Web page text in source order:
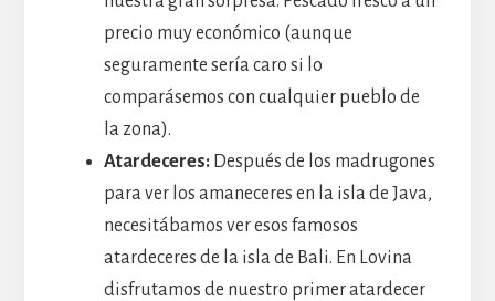
precio muy económico (aunque
seguramente sería caro si lo
comparásemos con cualquier pueblo de
la zona).
Atardeceres:Después de los madrugones
para ver los amaneceres en la isla de Java,
necesitábamos ver esos famosos
atardeceres de la isla de Bali. En Lovina
disfrutamos de nuestro primer atardecer